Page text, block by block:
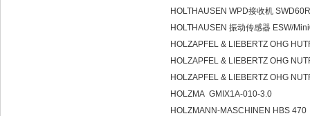
HOLTHAUSEN WPD接收机 SWD60R
HOLTHAUSEN 振动传感器 ESW/
HOLZAPFEL & LIEBERTZ OHG
HOLZAPFEL & LIEBERTZ OHG
HOLZAPFEL & LIEBERTZ OHG
HOLZMA GMIX1A-010-3.0
HOLZMANN-MASCHINEN HBS 470